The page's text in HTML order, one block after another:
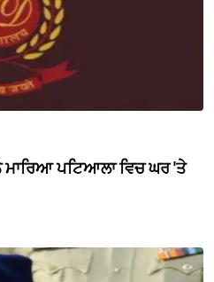
ਪਟਿਆਲਾ ਵਿਚ ਘਰ 'ਤੇ